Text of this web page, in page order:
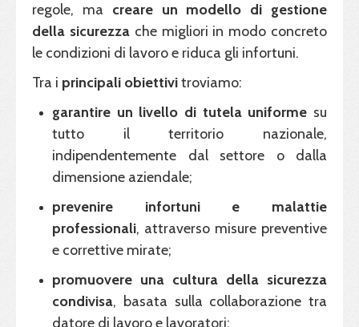
regole, ma creare un modello di gestione
della sicurezzache migliori in modo concreto
le condizioni di lavoro e riduca gli infortuni.
Tra i principali obiettivitroviamo:
garantire un livello di tutela uniforme su
tutto il territorio nazionale,
indipendentemente dal settore o dalla
dimensione aziendale;
prevenire infortuni e malattie
professionali, attraverso misure preventive
e correttive mirate;
promuovere una cultura della sicurezza
condivisa, basata sulla collaborazione tra
datore di lavoro e lavoratori;